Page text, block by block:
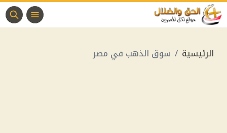
الرئيسية سوق الذهب في مصر